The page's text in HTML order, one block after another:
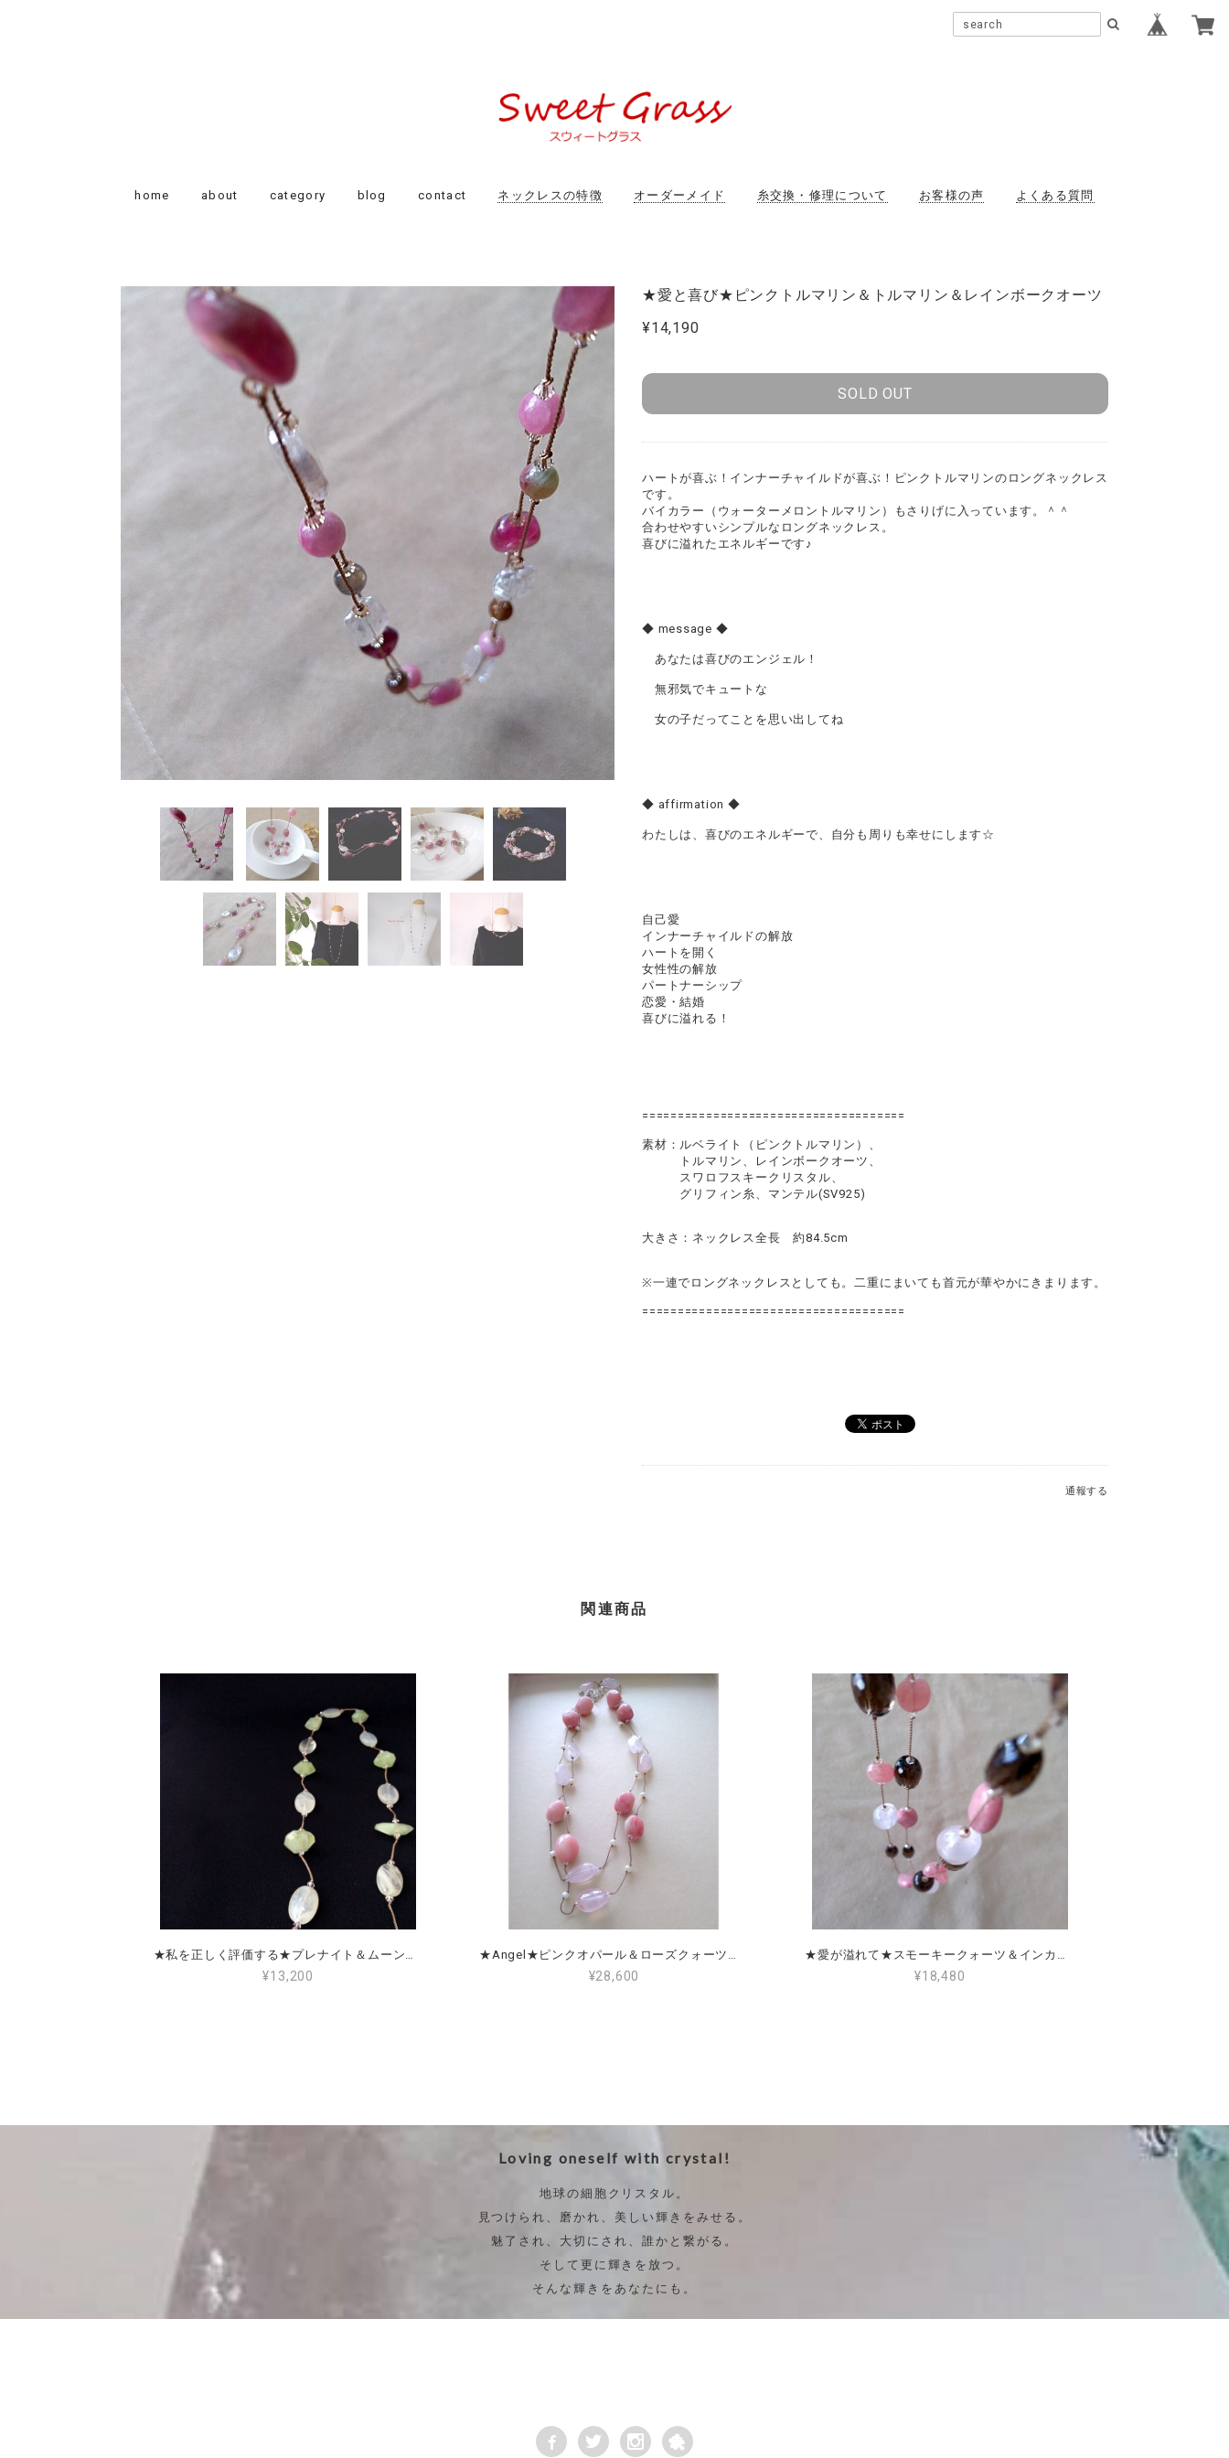
home about category blog contact ネックレスの特徴 オーダーメイド 糸交換・修理について お客様の声 よくある質問
★愛と喜び★ピンクトルマリン＆トルマリン＆レインボークオーツ
¥14,190
SOLD OUT
ハートが喜ぶ！インナーチャイルドが喜ぶ！ピンクトルマリンのロングネックレス
です。
バイカラー（ウォーターメロントルマリン）もさりげに入っています。＾＾
合わせやすいシンプルなロングネックレス。
喜びに溢れたエネルギーです♪
◆ message ◆
あなたは喜びのエンジェル！
無邪気でキュートな
女の子だってことを思い出してね
◆ affirmation ◆
わたしは、喜びのエネルギーで、自分も周りも幸せにします☆
自己愛
インナーチャイルドの解放
ハートを開く
女性性の解放
パートナーシップ
恋愛・結婚
喜びに溢れる！
=====================================
素材：ルベライト（ピンクトルマリン）、
トルマリン、レインボークオーツ、
スワロフスキークリスタル、
グリフィン糸、マンテル(SV925)
大きさ：ネックレス全長 約84.5cm
※一連でロングネックレスとしても。二重にまいても首元が華やかにきまります。
=====================================
通報する
関連商品
★私を正しく評価する★プレナイト＆ムーンストーン
¥13,200
★Angel★ピンクオパール＆ローズクォーツ＆淡水パール Pink Opal, Rose Quartz & Freshwater Pearl
¥28,600
★愛が溢れて★スモーキークォーツ＆インカローズ＆ロードナイト＆ローズクォーツ
¥18,480
Loving oneself with crystal!
地球の細胞クリスタル。
見つけられ、磨かれ、美しい輝きをみせる。
魅了され、大切にされ、誰かと繋がる。
そして更に輝きを放つ。
そんな輝きをあなたにも。